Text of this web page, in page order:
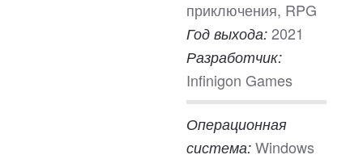
приключения, RPG
Год выхода: 2021
Разработчик:
Infinigon Games
Операционная
система: Windows